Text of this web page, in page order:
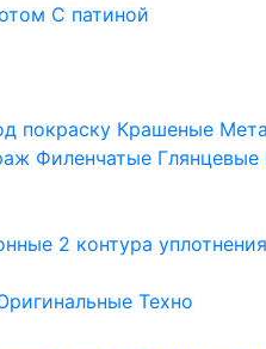
С патиной
покраску Крашеные
Филенчатые Глянцевые
2 контура уплотнения
Техно